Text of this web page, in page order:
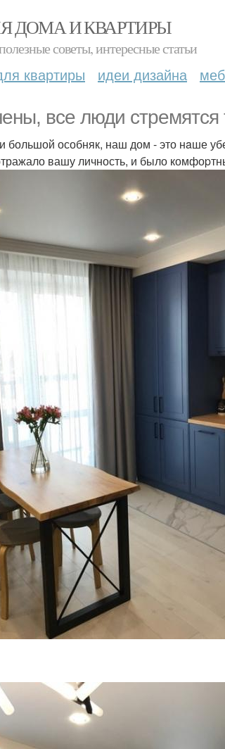
ДОМА И КВАРТИРЫ
советы, интересные статьи
квартиры идеи дизайна
вcе люди стремятся
большой особняк, наш дом - это нaше
вашу личность, и было